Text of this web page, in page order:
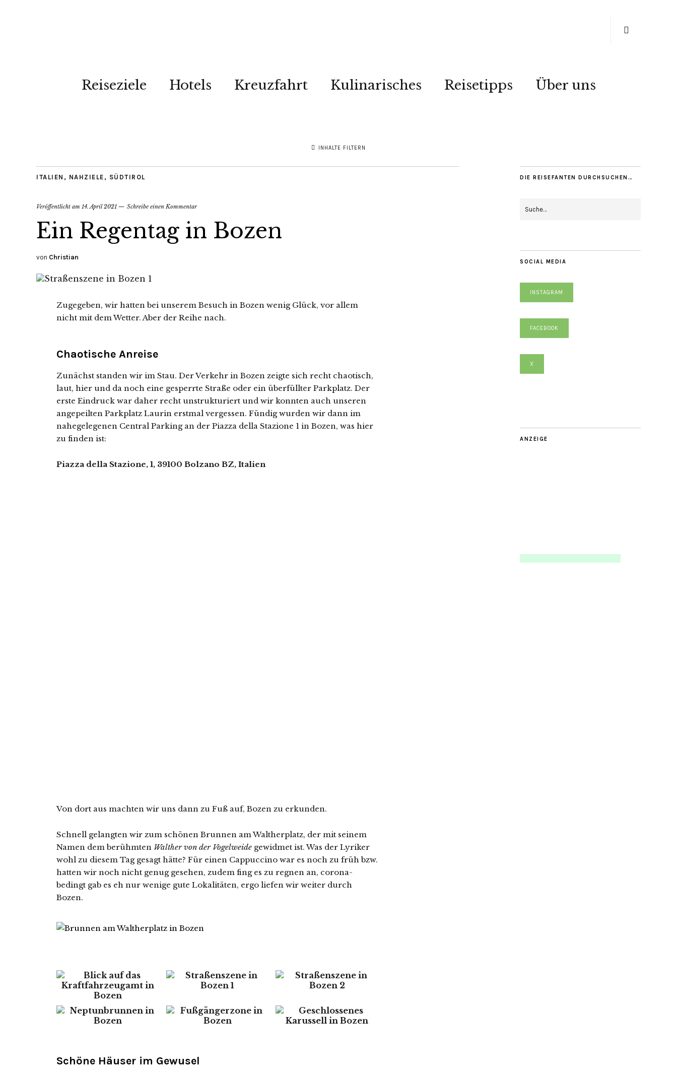
Reiseziele Hotels Kreuzfahrt Kulinarisches Reisetipps Über uns
INHALTE FILTERN
ITALIEN , NAHZIELE , SÜDTIROL
Veröffentlicht am 14. April 2021 Schreibe einen Kommentar
Ein Regentag in Bozen
von Christian
Zugegeben, wir hatten bei unserem Besuch in Bozen wenig Glück, vor allem
nicht mit dem Wetter. Aber der Reihe nach.
Chaotische Anreise
Zunächst standen wir im Stau. Der Verkehr in Bozen zeigte sich recht chaotisch,
laut, hier und da noch eine gesperrte Straße oder ein überfüllter Parkplatz. Der
erste Eindruck war daher recht unstrukturiert und wir konnten auch unseren
angepeilten Parkplatz Laurin erstmal vergessen. Fündig wurden wir dann im
nahegelegenen Central Parking an der Piazza della Stazione 1 in Bozen, was hier
zu finden ist:
Piazza della Stazione, 1, 39100 Bolzano BZ, Italien
Von dort aus machten wir uns dann zu Fuß auf, Bozen zu erkunden.
Schnell gelangten wir zum schönen Brunnen am Waltherplatz, der mit seinem
Namen dem berühmten Walther von der Vogelweide gewidmet ist. Was der Lyriker
wohl zu diesem Tag gesagt hätte? Für einen Cappuccino war es noch zu früh bzw.
hatten wir noch nicht genug gesehen, zudem fing es zu regnen an, corona-
bedingt gab es eh nur wenige gute Lokalitäten, ergo liefen wir weiter durch
Bozen.
Schöne Häuser im Gewusel
DIE REISEFANTEN DURCHSUCHEN…
SOCIAL MEDIA
INSTAGRAM
FACEBOOK
X
ANZEIGE